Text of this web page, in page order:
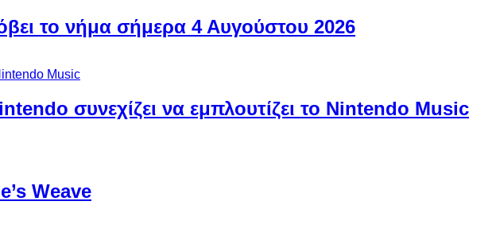
το νήμα σήμερα 4 Αυγούστου 2026
συνεχίζει να εμπλουτίζει το Nintendo Music
Weave